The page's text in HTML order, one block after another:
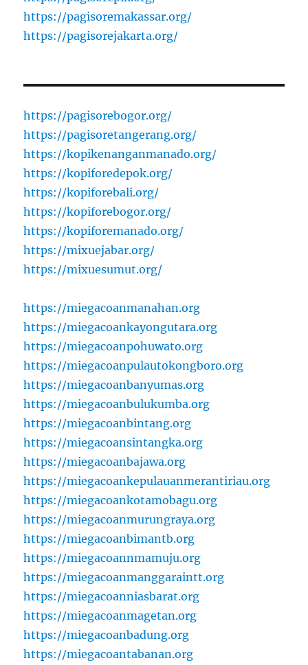
https://pagisoremakassar.org/
https://pagisorejakarta.org/
https://pagisorebogor.org/
https://pagisoretangerang.org/
https://kopikenanganmanado.org/
https://kopiforedepok.org/
https://kopiforebali.org/
https://kopiforebogor.org/
https://kopiforemanado.org/
https://mixuejabar.org/
https://mixuesumut.org/
https://miegacoanmanahan.org
https://miegacoankayongutara.org
https://miegacoanpohuwato.org
https://miegacoanpulautokongboro.org
https://miegacoanbanyumas.org
https://miegacoanbulukumba.org
https://miegacoanbintang.org
https://miegacoansintangka.org
https://miegacoanbajawa.org
https://miegacoankepulauanmerantiriau.org
https://miegacoankotamobagu.org
https://miegacoanmurungraya.org
https://miegacoanbimantb.org
https://miegacoannmamuju.org
https://miegacoanmanggaraintt.org
https://miegacoanniasbarat.org
https://miegacoanmagetan.org
https://miegacoanbadung.org
https://miegacoantabanan.org